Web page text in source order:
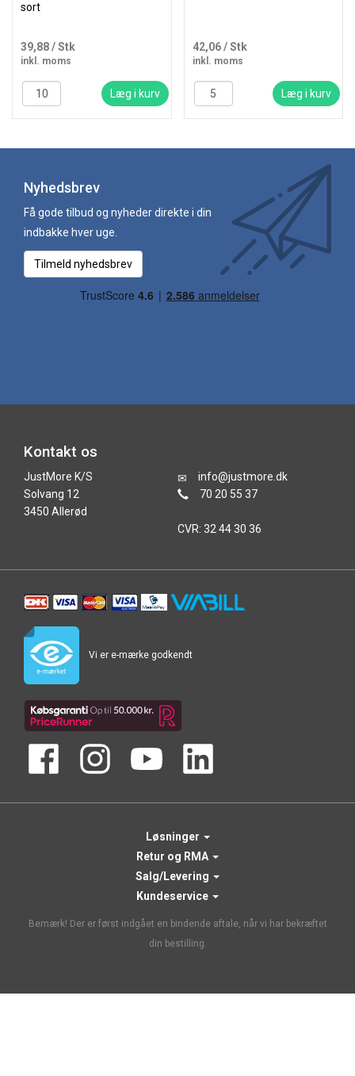
sort
39,88/ Stk
inkl. moms
Læg i kurv
42,06/ Stk
inkl. moms
Læg i kurv
Nyhedsbrev
Få gode tilbud og nyheder direkte i din
indbakke hver uge.
Tilmeld nyhedsbrev
Kontakt os
JustMore K/S
Solvang 12
3450 Allerød
info@justmore.dk
70 20 55 37
CVR: 32 44 30 36
Vi er e-mærke godkendt
Løsninger
Retur og RMA
Salg/Levering
Kundeservice
Bemærk! Der er først indgået en bindende aftale, når vi har bekræftet
din bestilling.